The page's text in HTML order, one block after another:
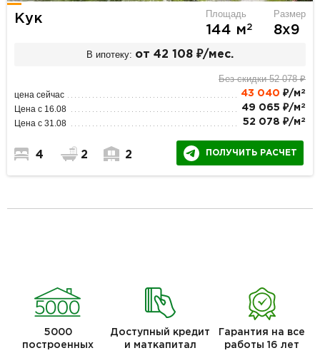
Кук Площадь
144 м2
Размер
8х9
В ипотеку: от 42 108 ₽/мес.
Без скидки 52 078 ₽
цена сейчас 43 040 ₽/м 2
Цена с 16.08 49 065 ₽/м 2
Цена с 31.08 52 078 ₽/м 2
4 2 2 ПОЛУЧИТЬ РАСЧЕТ
5000
построенных
Доступный кредит
и маткапитал
Гарантия на все
работы 16 лет